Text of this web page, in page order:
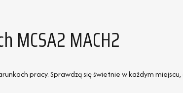
MCSA2 MACH2
pracy. Sprawdzą się świetnie w każdym